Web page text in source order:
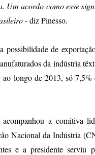
Um acordo como esse
- diz Pinesso.
possibilidade de
da indústria
longo de 2013, só 7,5%
a comitiva
Nacional da Indústria
e a presidente serviu